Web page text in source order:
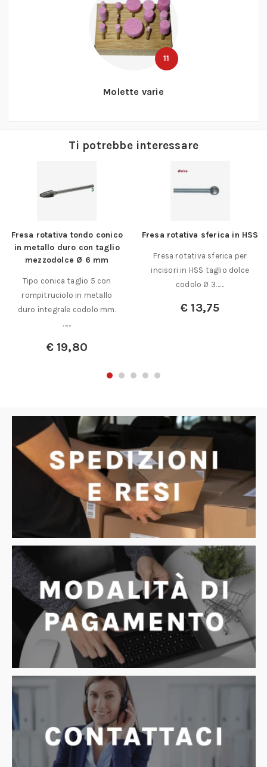
11
Molette varie
Ti potrebbe interessare
Fresa rotativa tondo conico
in metallo duro con taglio
mezzodolce Ø 6 mm
Tipo conica taglio 5 con
rompitruciolo in metallo
duro integrale codolo mm.
……
€19,80
Fresa rotativa sferica in HSS
Fresa rotativa sferica per
incisori in HSS taglio dolce
codolo Ø 3……
€ 13,75